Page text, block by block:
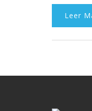
Leer